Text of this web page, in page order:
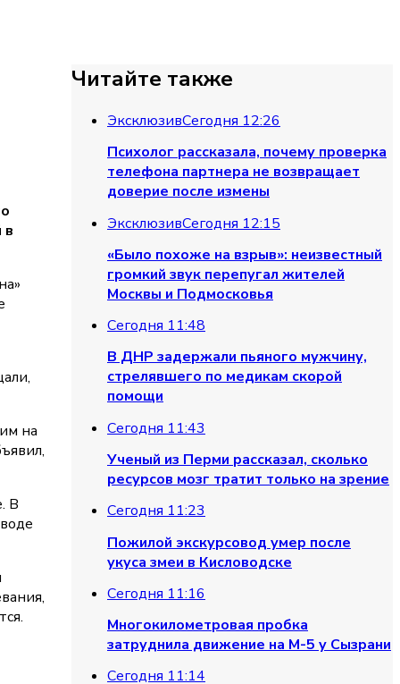
в
на
В
Читайте также
ЭксклюзивСегодня 12:26
Психолог рассказала, почему проверка
телефона партнера не возвращает
доверие после измены
ЭксклюзивСегодня 12:15
«Было похоже на взрыв»: неизвестный
громкий звук перепугал жителей
Москвы и Подмосковья
Сегодня 11:48
В ДНР задержали пьяного мужчину,
стрелявшего по медикам скорой
помощи
Сегодня 11:43
Ученый из Перми рассказал, сколько
ресурсов мозг тратит только на зрение
Сегодня 11:23
Пожилой экскурсовод умер после
укуса змеи в Кисловодске
Сегодня 11:16
Многокилометровая пробка
затруднила движение на М-5 у Сызрани
Сегодня 11:14